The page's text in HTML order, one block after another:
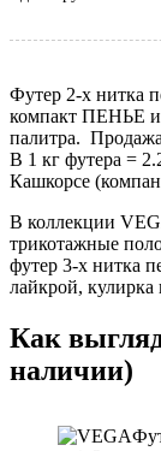
Футер 2-х нитка
компакт ПЕНЬЕ
палитра. Продажа
В 1 кг футера =
Кашкорсе
В коллекции
трикотажные
футер 3-х нитка
лайкрой, кулирка
Как
наличии)